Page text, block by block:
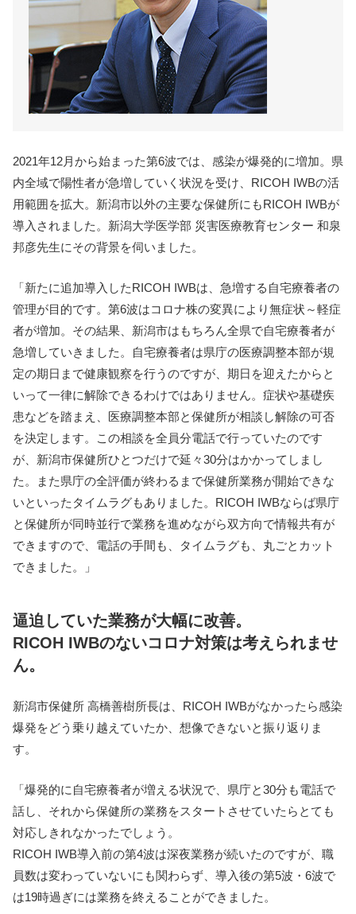
2021年12月から始まった第6波では、感染が爆発的に増加。県
内全域で陽性者が急増していく状況を受け、RICOH IWBの活
用範囲を拡大。新潟市以外の主要な保健所にもRICOH IWBが
導入されました。新潟大学医学部 災害医療教育センター 和泉
邦彦先生にその背景を伺いました。
「新たに追加導入したRICOH IWBは、急増する自宅療養者の
管理が目的です。第6波はコロナ株の変異により無症状～軽症
者が増加。その結果、新潟市はもちろん全県で自宅療養者が
急増していきました。自宅療養者は県庁の医療調整本部が規
定の期日まで健康観察を行うのですが、期日を迎えたからと
いって一律に解除できるわけではありません。症状や基礎疾
患などを踏まえ、医療調整本部と保健所が相談し解除の可否
を決定します。この相談を全員分電話で行っていたのです
が、新潟市保健所ひとつだけで延々30分はかかってしまし
た。また県庁の全評価が終わるまで保健所業務が開始できな
いといったタイムラグもありました。RICOH IWBならば県庁
と保健所が同時並行で業務を進めながら双方向で情報共有が
できますので、電話の手間も、タイムラグも、丸ごとカット
できました。」
逼迫していた業務が大幅に改善。
RICOH IWBのないコロナ対策は考えられませ
ん。
新潟市保健所 高橋善樹所長は、RICOH IWBがなかったら感染
爆発をどう乗り越えていたか、想像できないと振り返りま
す。
「爆発的に自宅療養者が増える状況で、県庁と30分も電話で
話し、それから保健所の業務をスタートさせていたらとても
対応しきれなかったでしょう。
RICOH IWB導入前の第4波は深夜業務が続いたのですが、職
員数は変わっていないにも関わらず、導入後の第5波・6波で
は19時過ぎには業務を終えることができました。